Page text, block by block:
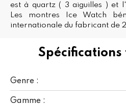
Spécifications
Genre :
Gamme :
est à quartz ( 3 aiguilles ) et
Les montres Ice Watch
internationale du fabricant de